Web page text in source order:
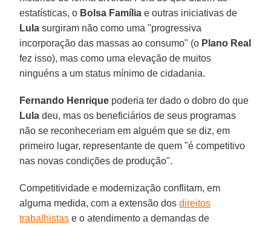
estatísticas, o Bolsa Família e outras iniciativas de
Lula surgiram não como uma "progressiva
incorporação das massas ao consumo" (o Plano Real
fez isso), mas como uma elevação de muitos
ninguéns a um status mínimo de cidadania.
Fernando Henrique poderia ter dado o dobro do que
Lula deu, mas os beneficiários de seus programas
não se reconheceriam em alguém que se diz, em
primeiro lugar, representante de quem "é competitivo
nas novas condições de produção".
Competitividade e modernização conflitam, em
alguma medida, com a extensão dosdireitos
trabalhistas e o atendimento a demandas de